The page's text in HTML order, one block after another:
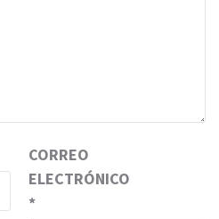
CORREO
ELECTRÓNICO
*